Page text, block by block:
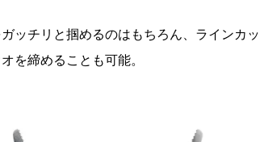
ッチリと掴めるのはもちろん、ラインカ
を締めることも可能。